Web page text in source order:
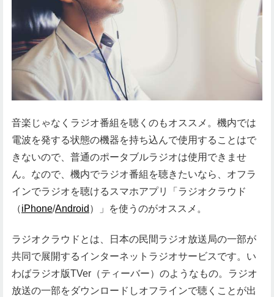
音楽じゃなくラジオ番組を聴くのもオススメ。機内では
電波を発する状態の機器を持ち込んで使用することはで
きないので、普通のポータブルラジオは使用できませ
ん。なので、機内でラジオ番組を聴きたいなら、オフラ
インでラジオを聴けるスマホアプリ「ラジオクラウド
（iPhone/Android ）」を使うのがオススメ。
ラジオクラウドとは、日本の民間ラジオ放送局の一部が
共同で展開するインターネットラジオサービスです。い
わばラジオ版TVer（ティーバー）のようなもの。ラジオ
放送の一部をダウンロードしオフラインで聴くことが出